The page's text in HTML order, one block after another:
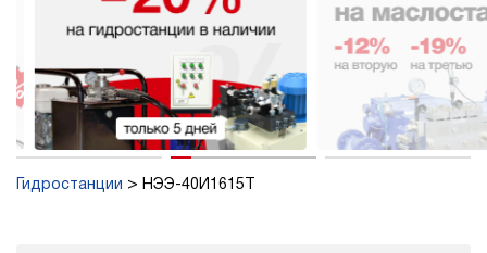
Гидростанции НЭЭ-40И1615Т